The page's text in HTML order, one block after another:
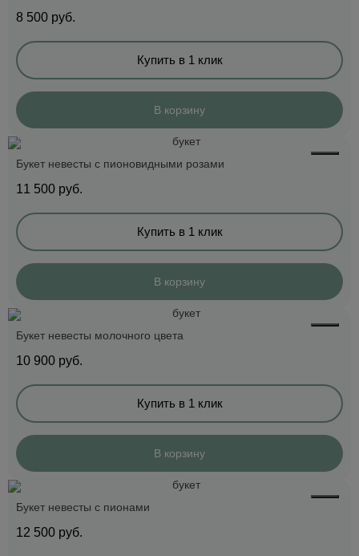
8 500 руб.
Купить в 1 клик
В корзину
Букет невесты с пионовидными розами
11 500 руб.
Купить в 1 клик
В корзину
Букет невесты молочного цвета
10 900 руб.
Купить в 1 клик
В корзину
Букет невесты с пионами
12 500 руб.